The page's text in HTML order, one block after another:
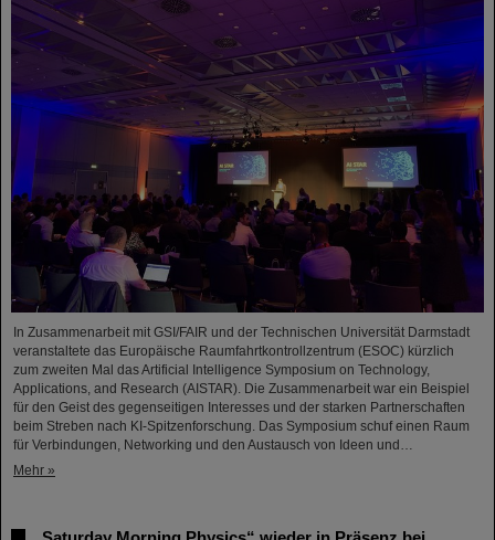
In Zusammenarbeit mit GSI/FAIR und der Technischen Universität Darmstadt
veranstaltete das Europäische Raumfahrtkontrollzentrum (ESOC) kürzlich
zum zweiten Mal das Artificial Intelligence Symposium on Technology,
Applications, and Research (AISTAR). Die Zusammenarbeit war ein Beispiel
für den Geist des gegenseitigen Interesses und der starken Partnerschaften
beim Streben nach KI-Spitzenforschung. Das Symposium schuf einen Raum
für Verbindungen, Networking und den Austausch von Ideen und…
Mehr »